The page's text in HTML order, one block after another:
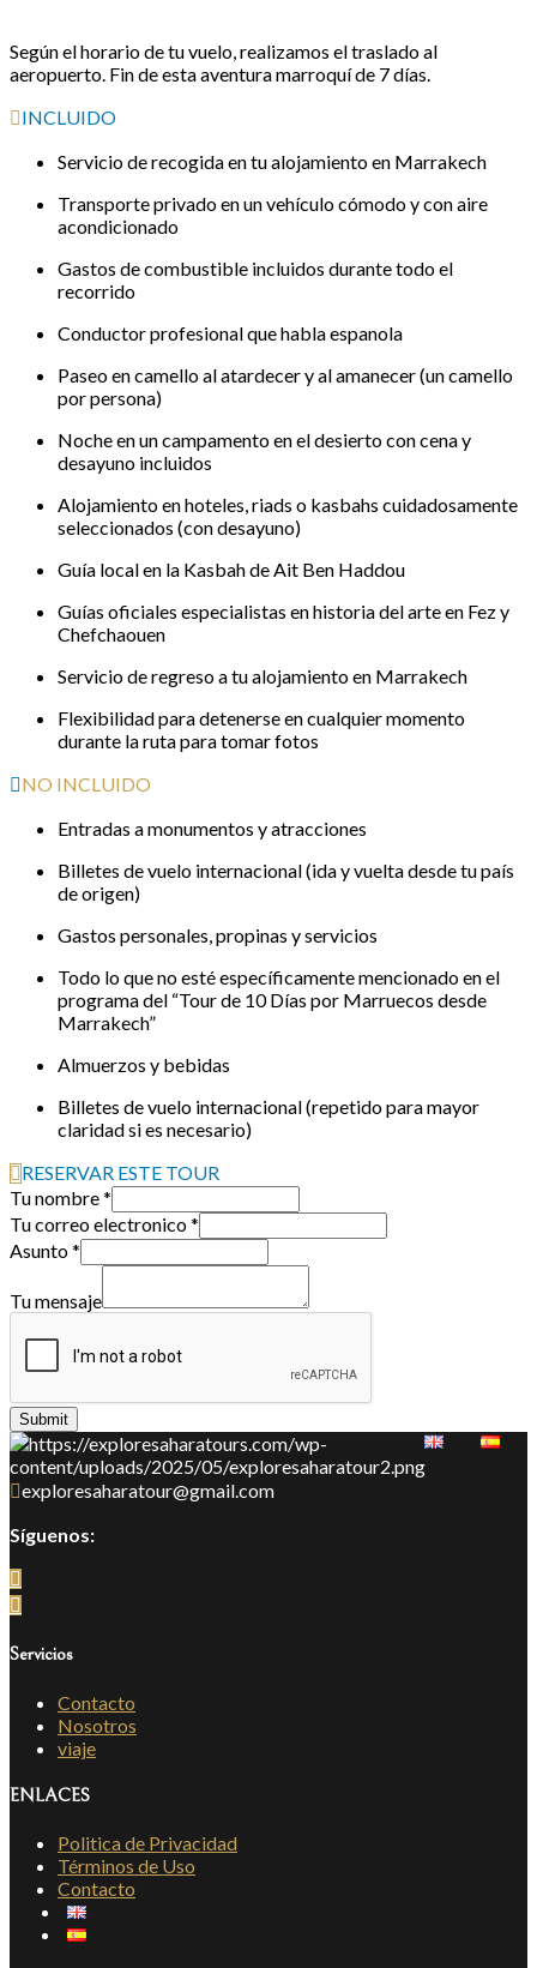
Según el horario de tu vuelo, realizamos el traslado al
aeropuerto. Fin de esta aventura marroquí de 7 días.
INCLUIDO
Servicio de recogida en tu alojamiento en Marrakech
Transporte privado en un vehículo cómodo y con aire
acondicionado
Gastos de combustible incluidos durante todo el
recorrido
Conductor profesional que habla espanola
Paseo en camello al atardecer y al amanecer (un camello
por persona)
Noche en un campamento en el desierto con cena y
desayuno incluidos
Alojamiento en hoteles, riads o kasbahs cuidadosamente
seleccionados (con desayuno)
Guía local en la Kasbah de Ait Ben Haddou
Guías oficiales especialistas en historia del arte en Fez y
Chefchaouen
Servicio de regreso a tu alojamiento en Marrakech
Flexibilidad para detenerse en cualquier momento
durante la ruta para tomar fotos
NO INCLUIDO
Entradas a monumentos y atracciones
Billetes de vuelo internacional (ida y vuelta desde tu país
de origen)
Gastos personales, propinas y servicios
Todo lo que no esté específicamente mencionado en el
programa del “Tour de 10 Días por Marruecos desde
Marrakech”
Almuerzos y bebidas
Billetes de vuelo internacional (repetido para mayor
claridad si es necesario)
RESERVAR ESTE TOUR
Tu nombre*
Tu correo electronico*
electronico
Tu
Asunto*
Tu mensaje
Submit
exploresaharatour@gmail.com
Síguenos:
Servicios
Contacto
Nosotros
viaje
ENLACES
Politica de Privacidad
Términos de Uso
Contacto